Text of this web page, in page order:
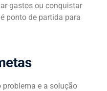
gastos ou conquistar
ponto de partida para
problema e a solução